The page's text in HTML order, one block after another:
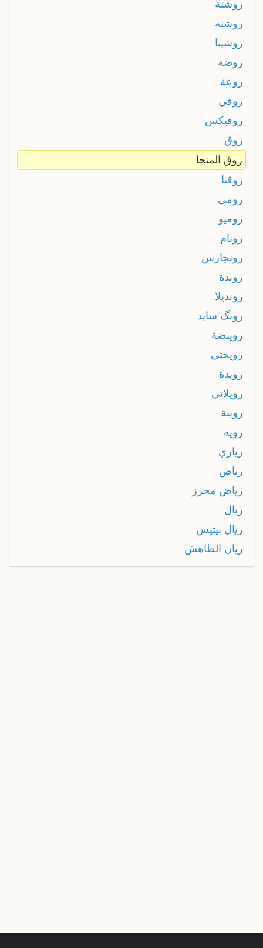
روشنة
روشنه
روشيتا
روضة
روعة
روفي
روفيكس
روق
روق المنجا
روقنا
رومي
روميو
رونام
رونجارس
روندة
رونديلا
رونگ سايد
رويبضة
رويحتي
رويدة
رويلاتي
روينة
رويه
رياري
رياض
رياض محرز
ريال
ريال بيتيس
ريان الطاهش